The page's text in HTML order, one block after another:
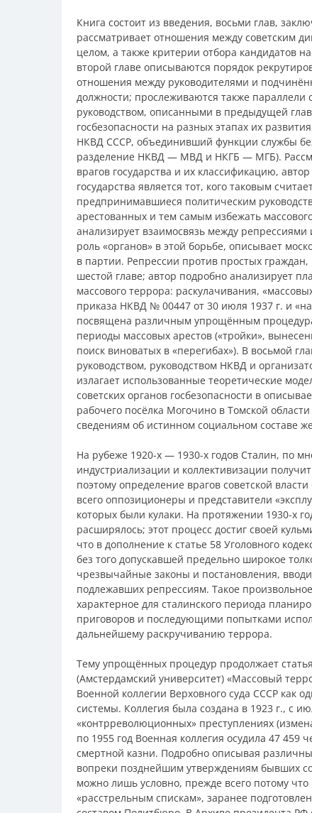
Книга состоит из введения, восьми глав,
рассматривает отношения между советским
целом, а также критерии отбора кандидатов
второй главе описываются порядок
отношения между руководителями и
должности; прослеживаются также
руководством, описанными в предыдущей
госбезопасности на разных этапах их
НКВД СССР, объединивший функции службы
разделение НКВД — МВД и НКГБ — МГБ).
врагов государства и их классификацию,
государства является тот, кого таковым
предпринимавшиеся политическим
арестованных и тем самым избежать
анализирует взаимосвязь между
роль «органов» в этой борьбе, описывает
в партии. Репрессии против простых
шестой главе; автор подробно анализирует
массового террора: раскулачивания,
приказа НКВД № 00447 от 30 июля 1937 г. и
посвящена различным упрощённым
периоды массовых арестов («тройки»,
поиск виноватых в «перегибах»). В восьмой
руководством, руководством НКВД и
излагает использованные теоретические
советских органов госбезопасности в
рабочего посёлка Могочино в Томской
сведениям об истинном социальном составе
На рубеже 1920-х — 1930-х годов Сталин, по
индустриализации и коллективизации
поэтому определение врагов советской
всего оппозиционеры и представители
которых были кулаки. На протяжении 1930-х
расширялось; этот процесс достиг своей
что в дополнение к статье 58 Уголовного
без того допускавшей предельно широкое
чрезвычайные законы и постановления,
подлежавших репрессиям. Такое
характерное для сталинского периода
приговоров и последующими попытками
дальнейшему раскручиванию террора.
Тему упрощённых процедур продолжает
(Амстердамский университет) «Массовый
Военной коллегии Верховного суда СССР как
системы. Коллегия была создана в 1923 г., с
«контрреволюционных» преступлениях
по 1955 год Военная коллегия осудила 47
смертной казни. Подробно описывая
вопреки позднейшим утверждениям бывших
можно лишь условно, прежде всего потому
«расстрельным спискам», заранее